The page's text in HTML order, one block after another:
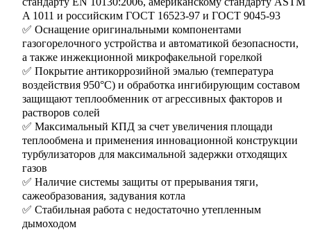
A 1011 и российским ГОСТ 16523-97 и ГОСТ 9045-93
✅ Оснащение оригинальными компонентами
газогорелочного устройства и автоматикой безопасности,
а также инжекционной микрофакельной горелкой
✅ Покрытие антикоррозийной эмалью (температура
воздействия 950°С) и обработка ингибирующим составом
защищают теплообменник от агрессивных факторов и
растворов солей
✅ Максимальный КПД за счет увеличения площади
теплообмена и применения инновационной конструкции
турбулизаторов для максимальной задержки отходящих
газов
✅ Наличие системы защиты от прерывания тяги,
сажеобразования, задувания котла
✅ Стабильная работа с недостаточно утепленным
дымоходом